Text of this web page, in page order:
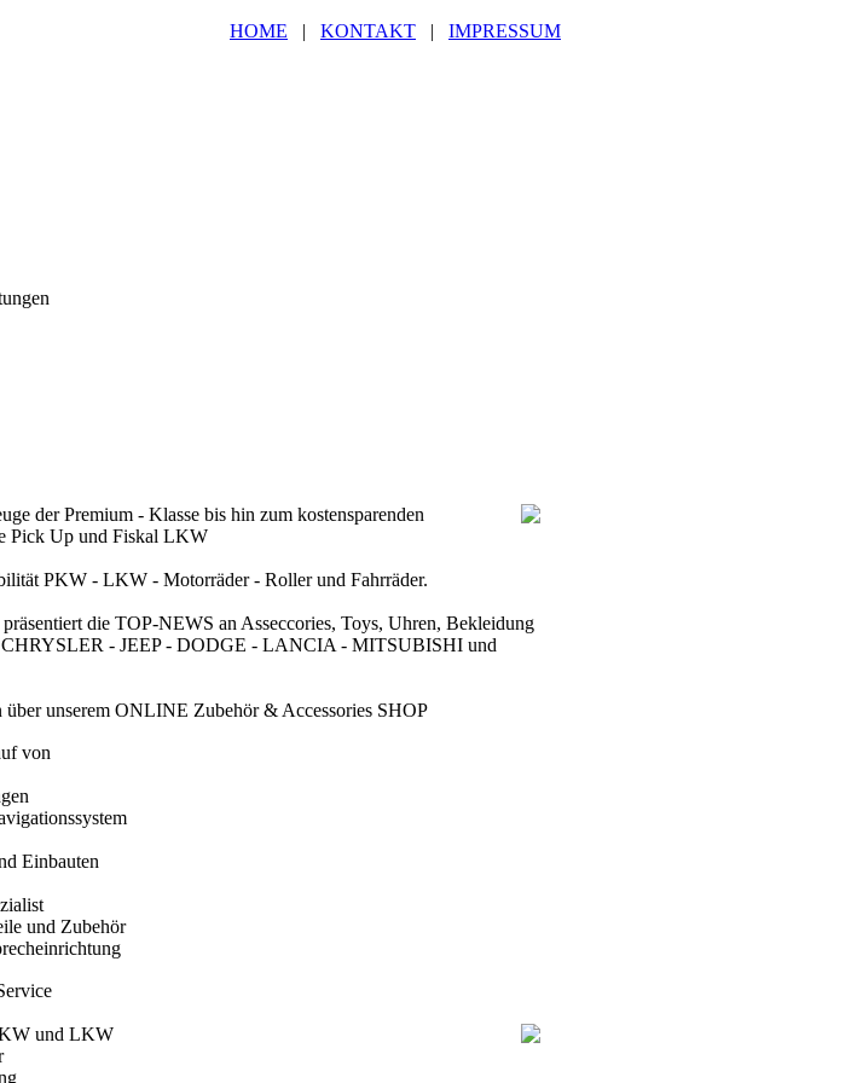
HOME | KONTAKT | IMPRESSUM
der Premium - Klasse bis hin zum kostensparenden
Pick Up und Fiskal LKW
PKW - LKW - Motorräder - Roller und Fahrräder.
die TOP-NEWS an Asseccories, Toys, Uhren, Bekleidung
CHRYSLER - JEEP - DODGE - LANCIA - MITSUBISHI und
über unserem ONLINE Zubehör & Accessories SHOP
von
Einbauten
und Zubehör
und LKW